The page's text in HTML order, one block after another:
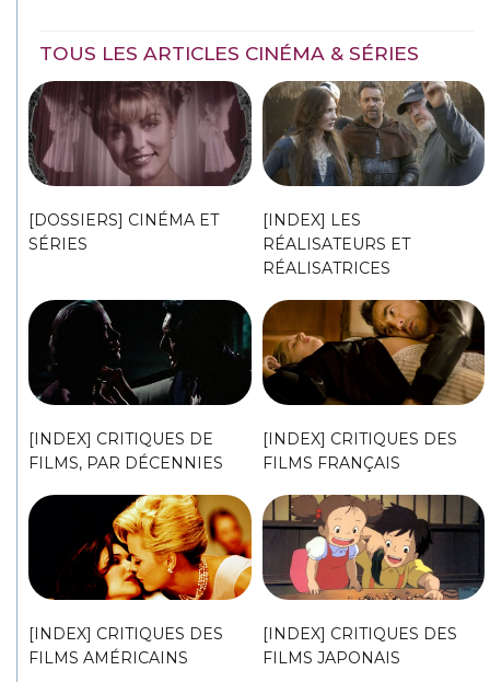
TOUS LES ARTICLES CINÉMA & SÉRIES
[DOSSIERS] CINÉMA ET
SÉRIES
[INDEX] LES
RÉALISATEURS ET
RÉALISATRICES
[INDEX] CRITIQUES DE
FILMS, PAR DÉCENNIES
[INDEX] CRITIQUES DES
FILMS FRANÇAIS
[INDEX] CRITIQUES DES
FILMS AMÉRICAINS
[INDEX] CRITIQUES DES
FILMS JAPONAIS